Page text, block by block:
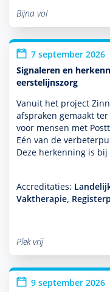
Bijna vol
7 september 2026
Signaleren en
eerstelijnszorg
Vanuit het project
afspraken gemaakt
voor mensen met
Eén van de
Deze herkenning is
Accreditaties:
Vaktherapie,
Plek vrij
9 september 2026